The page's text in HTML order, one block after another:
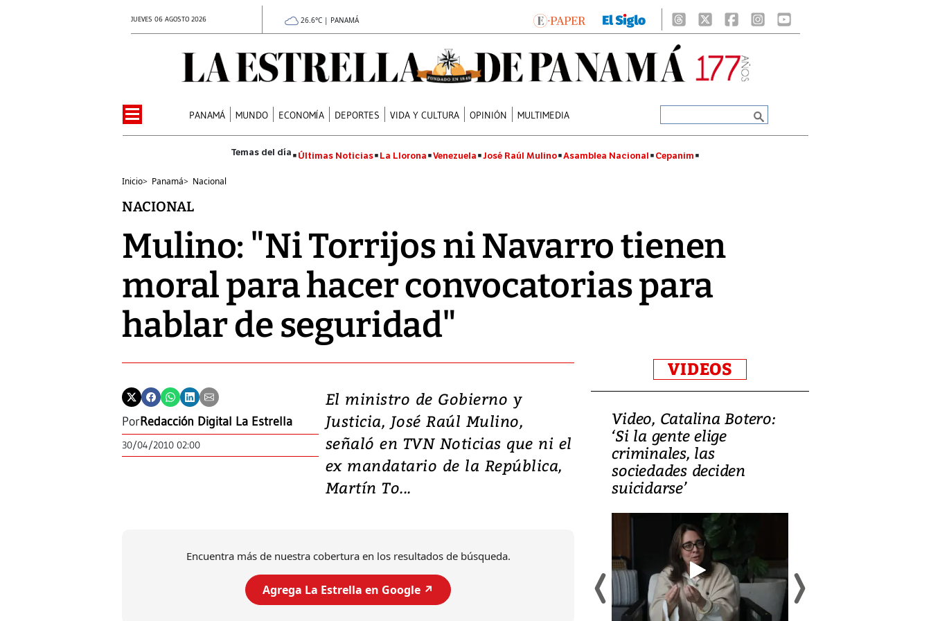
JUEVES 06 AGOSTO 2026 26.6°C | PANAMÁ
PANAMÁ MUNDO ECONOMÍA DEPORTES VIDA Y CULTURA OPINIÓN MULTIMEDIA
Últimas Noticias La Llorona Venezuela José Raúl Mulino Asamblea Nacional Cepanim
Inicio> Panamá> Nacional
NACIONAL
Mulino: "Ni Torrijos ni Navarro tienen
moral para hacer convocatorias para
hablar de seguridad"
PorRedacción Digital La Estrella
30/04/2010 02:00
El ministro de Gobierno y
Justicia, José Raúl Mulino,
señaló en TVN Noticias que ni el
ex mandatario de la República,
Martín To...
Encuentra más de nuestra cobertura en los resultados de búsqueda.
Agrega La Estrella en Google ↗️
VIDEOS
Video, Japón: Terremoto
deja heridos y graves
daños en Kumamoto
Video, Catalina Botero:
‘Si la gente elige
criminales, las
sociedades deciden
suicidarse’